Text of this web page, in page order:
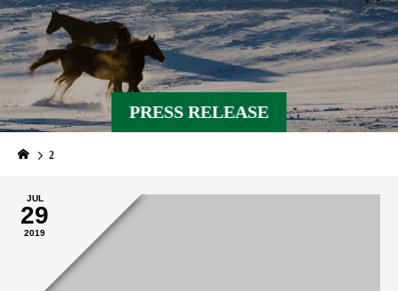
PRESS RELEASE
2
JUL
29
2019